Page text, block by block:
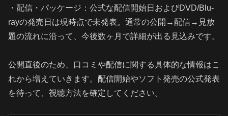
・配信・パッケージ：公式な配信開始日およびDVD/Blu-
rayの発売日は現時点で未発表。通常の公開→配信→見放
題の流れに沿って、今後数ヶ月で詳細が出る見込みです。
公開直後のため、口コミや配信に関する具体的な情報はこ
れから増えていきます。配信開始やソフト発売の公式発表
を待って、視聴方法を確定してください。